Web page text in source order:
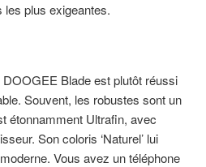
plus exigeantes.
Blade est plutôt réussi
Souvent, les robustes sont un
étonnamment Ultrafin, avec
Son coloris ‘Naturel’ lui
Vous avez un téléphone